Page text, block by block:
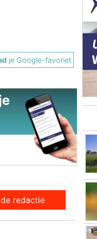
je Google-favoriet
redactie